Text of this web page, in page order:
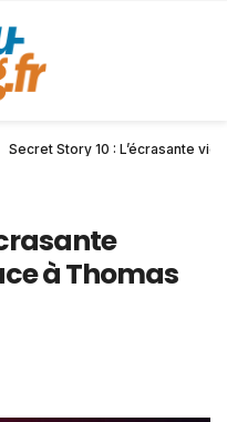
Secret Story 10 : L’écrasante
à Thomas